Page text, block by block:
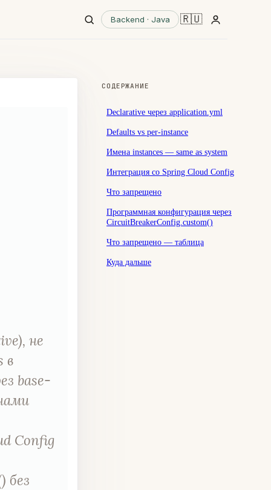
Backend · Java 🇷🇺
не
в
base-
Config
без
СОДЕРЖАНИЕ
Declarative через application.yml
Defaults vs per-instance
Имена instances — same as system
Интеграция со Spring Cloud Config
Что запрещено
Программная конфигурация через
CircuitBreakerConfig.custom()
Что запрещено — таблица
Куда дальше